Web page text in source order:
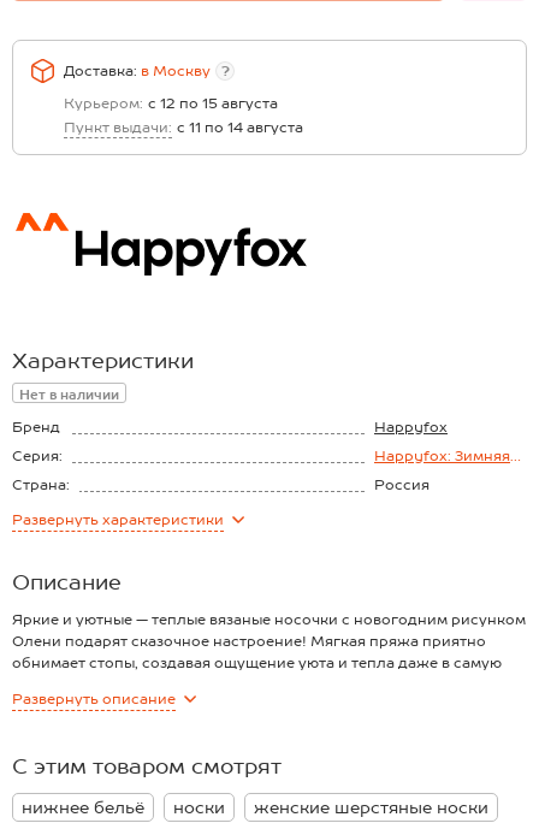
Доставка: в Москву
?
Курьером: с 12 по 15 августа
Пункт выдачи: с 11 по 14 августа
Характеристики
Нет в наличии
Бренд
Happyfox
Серия:
Happyfox: Зимняя
Страна:
Россия
Состав:
Развернуть характеристики
Описание
Яркие и уютные — теплые вязаные носочки с новогодним рисунком
Олени подарят сказочное настроение! Мягкая пряжа приятно
обнимает стопы, создавая ощущение уюта и тепла даже в самую
аксессуаром и отличным подарком к Новому году или Рождеству.
в любую погоду;
— мягкая пряжа с добавлением акрила и полиамида — для
эластичности и прочности;
Развернуть описание
С этим товаром смотрят
нижнее бельё носки
женские шерстяные носки